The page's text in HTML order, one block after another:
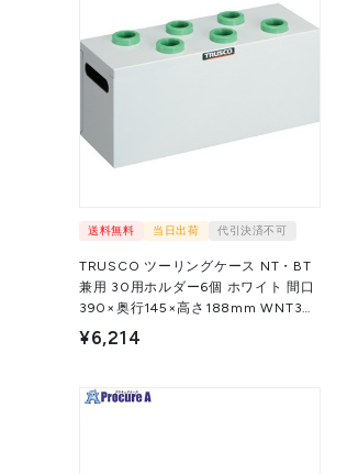
送料無料 当日出荷 代引決済不可
TRUSCO ツーリングケース NT・BT
兼用 30用ホルダー6個 ホワイト 間口
390×奥行145×高さ188mm WNT30-
6W 1台 ▼393-0190
¥6,214